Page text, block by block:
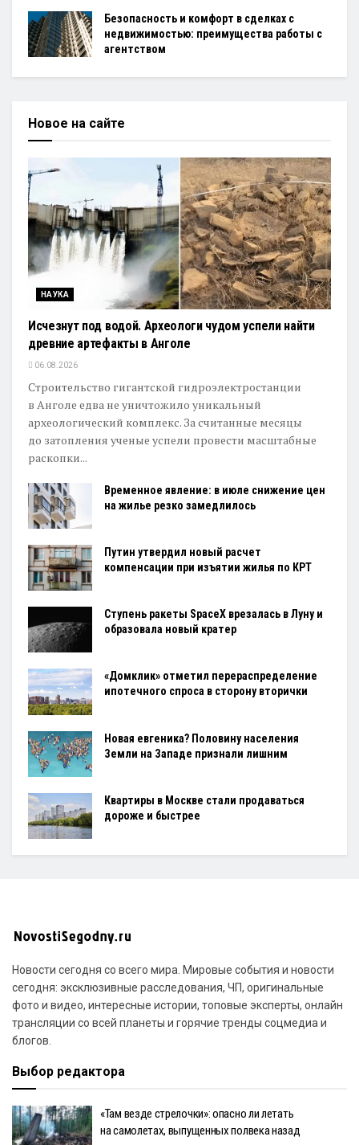
Безопасность и комфорт в сделках с
недвижимостью: преимущества работы с
агентством
Новое на сайте
НАУКА
Исчезнут под водой. Археологи чудом успели найти
древние артефакты в Анголе
06.08.2026
Строительство гигантской гидроэлектростанции
в Анголе едва не уничтожило уникальный
археологический комплекс. За считанные месяцы
до затопления ученые успели провести масштабные
раскопки...
Временное явление: в июле снижение цен
на жилье резко замедлилось
Путин утвердил новый расчет
компенсации при изъятии жилья по КРТ
Ступень ракеты SpaceX врезалась в Луну и
образовала новый кратер
«Домклик» отметил перераспределение
ипотечного спроса в сторону вторички
Новая евгеника? Половину населения
Земли на Западе признали лишним
Квартиры в Москве стали продаваться
дороже и быстрее
Новости сегодня со всего мира. Мировые события и новости
сегодня: эксклюзивные расследования, ЧП, оригинальные
фото и видео, интересные истории, топовые эксперты, онлайн
трансляции со всей планеты и горячие тренды соцмедиа и
блогов.
Выбор редактора
«Там везде стрелочки»: опасно ли летать
на самолетах, выпущенных полвека назад